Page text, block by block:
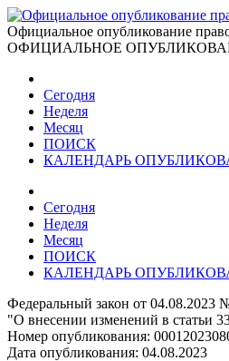
Официальное опубликование
ОФИЦИАЛЬНОЕ
Сегодня
Неделя
Месяц
ПОИСК
КАЛЕНДАРЬ
Сегодня
Неделя
Месяц
ПОИСК
КАЛЕНДАРЬ
Федеральный закон от 04.08.2023
"О внесении изменений в статьи
Номер опубликования:
Дата опубликования: 04.08.2023